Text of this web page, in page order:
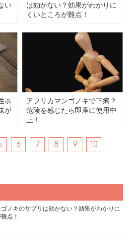
い
は効かない？効果がわかりに
くいところが難点！
ホ
が
アフリカマンゴノキで下痢？
危険を感じたら即座に使用中
止！
6 7 8 9 10
ノキのサプリは効かない？効果がわかりに
点！